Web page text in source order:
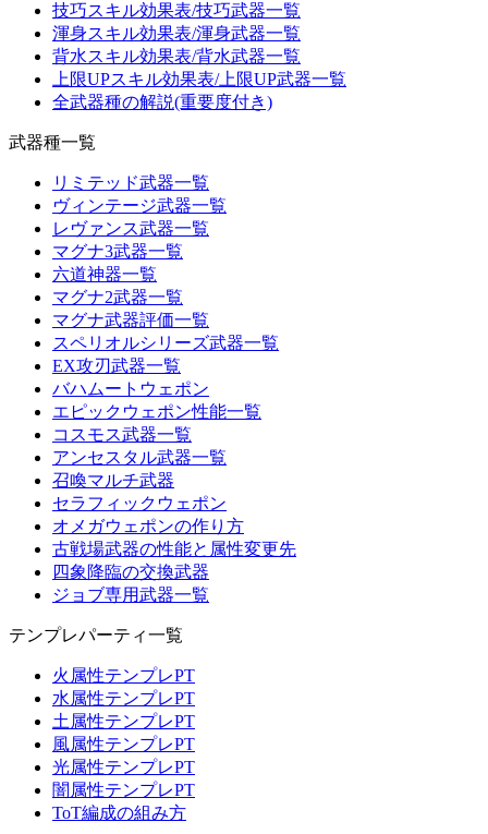
技巧スキル効果表/技巧武器一覧
渾身スキル効果表/渾身武器一覧
背水スキル効果表/背水武器一覧
上限UPスキル効果表/上限UP武器一覧
全武器種の解説(重要度付き)
武器種一覧
リミテッド武器一覧
ヴィンテージ武器一覧
レヴァンス武器一覧
マグナ3武器一覧
六道神器一覧
マグナ2武器一覧
マグナ武器評価一覧
スペリオルシリーズ武器一覧
EX攻刃武器一覧
バハムートウェポン
エピックウェポン性能一覧
コスモス武器一覧
アンセスタル武器一覧
召喚マルチ武器
セラフィックウェポン
オメガウェポンの作り方
古戦場武器の性能と属性変更先
四象降臨の交換武器
ジョブ専用武器一覧
テンプレパーティ一覧
火属性テンプレPT
水属性テンプレPT
土属性テンプレPT
風属性テンプレPT
光属性テンプレPT
闇属性テンプレPT
ToT編成の組み方